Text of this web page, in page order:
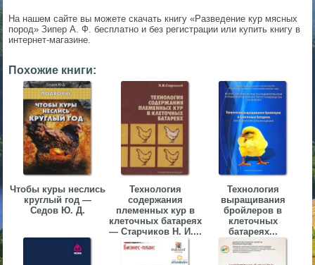
На нашем сайте вы можете скачать книгу «Разведение кур мясных
пород» Зипер А. Ф. бесплатно и без регистрации или купить книгу в
интернет-магазине.
Похожие книги:
Чтобы куры неслись
круглый год —
Седов Ю. Д.
Технология
содержания
племенных кур в
клеточных батареях
— Старчиков Н. И....
Технология
выращивания
бройлеров в
клеточных
батареях...
▼
▼
▼